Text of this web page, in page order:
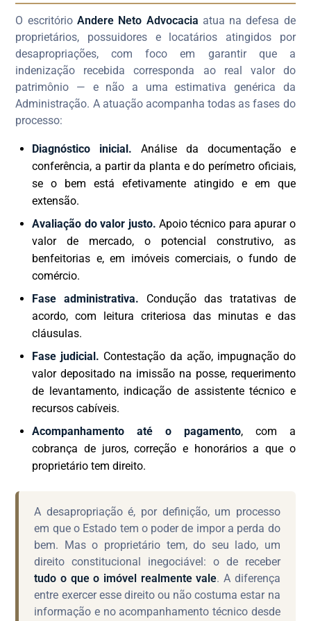
O escritório Andere Neto Advocacia atua na defesa de
proprietários, possuidores e locatários atingidos por
desapropriações, com foco em garantir que a
indenização recebida corresponda ao real valor do
patrimônio — e não a uma estimativa genérica da
Administração. A atuação acompanha todas as fases do
processo:
Diagnóstico inicial. Análise da documentação e
conferência, a partir da planta e do perímetro oficiais,
se o bem está efetivamente atingido e em que
extensão.
Avaliação do valor justo. Apoio técnico para apurar o
valor de mercado, o potencial construtivo, as
benfeitorias e, em imóveis comerciais, o fundo de
comércio.
Fase administrativa. Condução das tratativas de
acordo, com leitura criteriosa das minutas e das
cláusulas.
Fase judicial. Contestação da ação, impugnação do
valor depositado na imissão na posse, requerimento
de levantamento, indicação de assistente técnico e
recursos cabíveis.
Acompanhamento até o pagamento, com a
cobrança de juros, correção e honorários a que o
proprietário tem direito.
A desapropriação é, por definição, um processo
em que o Estado tem o poder de impor a perda do
bem. Mas o proprietário tem, do seu lado, um
direito constitucional inegociável: o de receber
tudo o que o imóvel realmente vale. A diferença
entre exercer esse direito ou não costuma estar na
informação e no acompanhamento técnico desde